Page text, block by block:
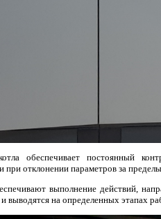
обеспечивает постоянный
при отклонении параметров за
выполнение действий,
выводятся на определенных этапах